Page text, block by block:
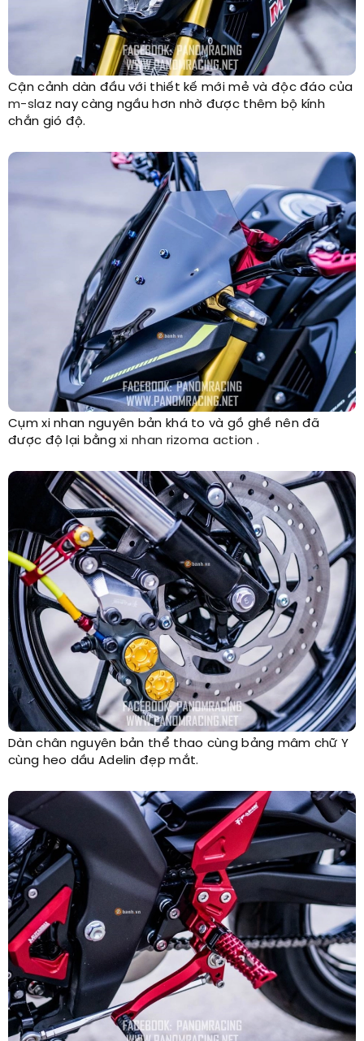
Cận cảnh dàn đầu với thiết kế mới mẻ và độc đáo của
m-slaz nay càng ngầu hơn nhờ được thêm bộ kính
chắn gió độ.
Cụm xi nhan nguyên bản khá to và gồ ghề nên đã
được độ lại bằngxi nhan rizoma action .
Dàn chân nguyên bản thể thao cùng bảng mâm chữ Y
cùng heo dầu Adelin đẹp mắt.